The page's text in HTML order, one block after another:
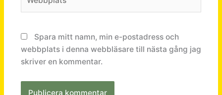
Spara mitt namn, min e-postadress och
webbplats i denna webbläsare till nästa gång jag
skriver en kommentar.